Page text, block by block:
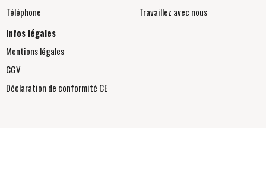
Téléphone
Travaillez avec nous
Infos légales
Mentions légales
CGV
Déclaration de conformité CE